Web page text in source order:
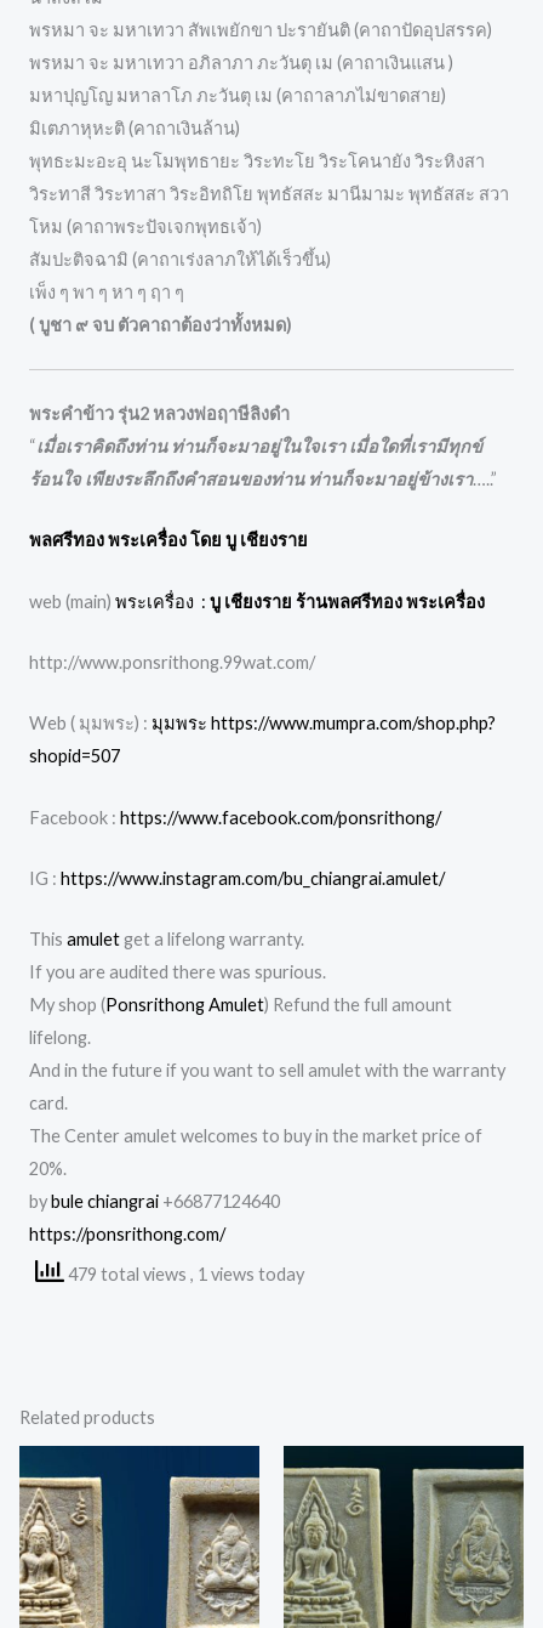
พรหมา จะ มหาเทวา สัพเพยักขา ปะรายันติ (คาถาปัดอุปสรรค)
พรหมา จะ มหาเทวา อภิลาภา ภะวันตุ เม (คาถาเงินแสน )
มหาปุญโญ มหาลาโภ ภะวันตุ เม (คาถาลาภไม่ขาดสาย)
มิเตภาหุหะติ (คาถาเงินล้าน)
พุทธะมะอะอุ นะโมพุทธายะ วิระทะโย วิระโคนายัง วิระหิงสา
วิระทาสี วิระทาสา วิระอิทถิโย พุทธัสสะ มานีมามะ พุทธัสสะ สวา
โหม (คาถาพระปัจเจกพุทธเจ้า)
สัมปะติจฉามิ (คาถาเร่งลาภให้ได้เร็วขึ้น)
เพ็ง ๆ พา ๆ หา ๆ ฤา ๆ
( บูชา ๙ จบ ตัวคาถาต้องว่าทั้งหมด)
พระคำข้าว รุ่น2 หลวงพ่อฤาษีลิงดำ
“เมื่อเราคิดถึงท่าน ท่านก็จะมาอยู่ในใจเรา เมื่อใดที่เรามีทุกข์
ร้อนใจ เพียงระลึกถึงคำสอนของท่าน ท่านก็จะมาอยู่ข้างเรา…..”
พลศรีทอง พระเครื่อง โดย บู เชียงราย
web (main) พระเครื่อง : บู เชียงราย ร้านพลศรีทอง พระเครื่อง
http://www.ponsrithong.99wat.com/
Web ( มุมพระ) : มุมพระ https://www.mumpra.com/shop.php?
shopid=507
Facebook : https://www.facebook.com/ponsrithong/
IG : https://www.instagram.com/bu_chiangrai.amulet/
This amuletget a lifelong warranty.
If you are audited there was spurious.
My shop (Ponsrithong Amulet) Refund the full amount
lifelong.
And in the future if you want to sell amulet with the warranty
card.
The Center amulet welcomes to buy in the market price of
20%.
bybule chiangrai +66877124640
https://ponsrithong.com/
479 total views , 1 views today
Related products